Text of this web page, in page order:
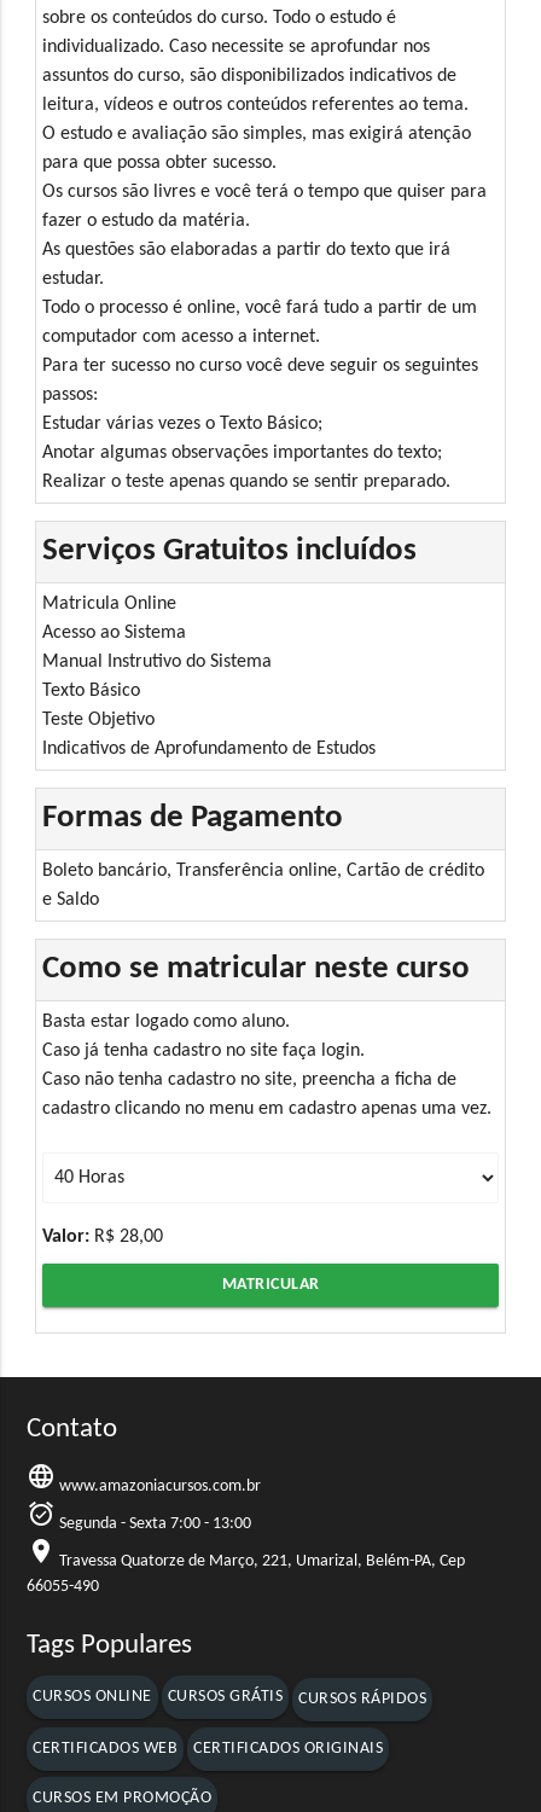
sobre os conteúdos do curso. Todo o estudo é
individualizado. Caso necessite se aprofundar nos
assuntos do curso, são disponibilizados indicativos de
leitura, vídeos e outros conteúdos referentes ao tema.
O estudo e avaliação são simples, mas exigirá atenção
para que possa obter sucesso.
Os cursos são livres e você terá o tempo que quiser para
fazer o estudo da matéria.
As questões são elaboradas a partir do texto que irá
estudar.
Todo o processo é online, você fará tudo a partir de um
computador com acesso a internet.
Para ter sucesso no curso você deve seguir os seguintes
passos:
Estudar várias vezes o Texto Básico;
Anotar algumas observações importantes do texto;
Realizar o teste apenas quando se sentir preparado.
Serviços Gratuitos incluídos
Matricula Online
Acesso ao Sistema
Manual Instrutivo do Sistema
Texto Básico
Teste Objetivo
Indicativos de Aprofundamento de Estudos
Formas de Pagamento
Boleto bancário, Transferência online, Cartão de crédito
e Saldo
Como se matricular neste curso
Basta estar logado como aluno.
Caso já tenha cadastro no site faça login.
Caso não tenha cadastro no site, preencha a ficha de
cadastro clicando no menu em cadastro apenas uma vez.
Valor: R$ 28,00
MATRICULAR
Contato
language www.amazoniacursos.com.br
alarm_on Segunda - Sexta 7:00 - 13:00
location_on Travessa Quatorze de Março, 221, Umarizal, Belém-PA, Cep
66055-490
Tags Populares
CURSOS ONLINE CURSOS GRÁTIS CURSOS RÁPIDOS
CERTIFICADOS WEB CERTIFICADOS ORIGINAIS
CURSOS EM PROMOÇÃO